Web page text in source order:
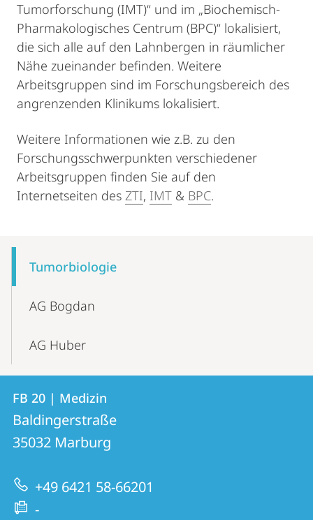
Tumorforschung (IMT)“ und im „Biochemisch-
Pharmakologisches Centrum (BPC)“ lokalisiert,
die sich alle auf den Lahnbergen in räumlicher
Nähe zueinander befinden. Weitere
Arbeitsgruppen sind im Forschungsbereich des
angrenzenden Klinikums lokalisiert.
Weitere Informationen wie z.B. zu den
Forschungsschwerpunkten verschiedener
Arbeitsgruppen finden Sie auf den
Internetseiten des ZTI, IMT & BPC.
NavigationTumorbiologie
AG Bogdan
AG Huber
Kontakt
und
Informationen
zur
Website
Kontaktinformationen
FB
20
Medizin
FB 20 | Medizin
Baldingerstraße
35032 Marburg
+49 6421 58-66201
-